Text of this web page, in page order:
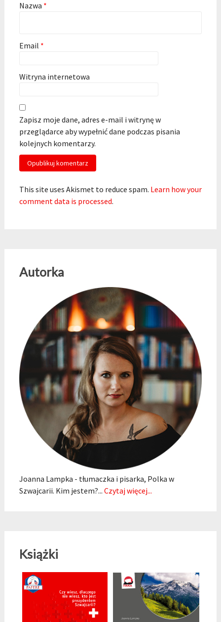
Nazwa *
Email *
Witryna internetowa
Zapisz moje dane, adres e-mail i witrynę w
przeglądarce aby wypełnić dane podczas pisania
kolejnych komentarzy.
This site uses Akismet to reduce spam. Learn how your
comment data is processed.
Autorka
Joanna Lampka - tłumaczka i pisarka, Polka w
Szwajcarii. Kim jestem?... Czytaj więcej...
Książki